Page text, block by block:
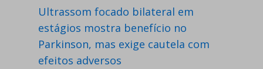
Ultrassom focado bilateral em
estágios mostra benefício no
Parkinson, mas exige cautela com
efeitos adversos